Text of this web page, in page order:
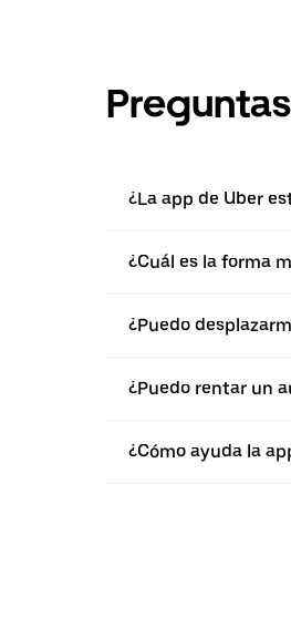
¿La app de Uber
¿Cuál es la forma
¿Puedo
¿Puedo rentar un
¿Cómo ayuda la